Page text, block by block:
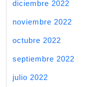
diciembre 2022
noviembre 2022
octubre 2022
septiembre 2022
julio 2022